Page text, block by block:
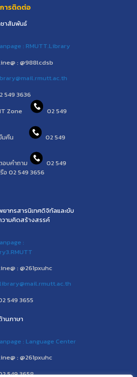
ารติดต่อ
ชาสัมพันธ์
: RMUTT.Library
: @988lcdsb
549 3636
Zone
02 549
ยืมคืน
02 549
อบคำถาม
02 549
อ 02 549 3656
ยากรสารนิเทศดิจิทัลและขับ
วามคิดสร้างสรรค์
:
: @261pxuhc
549 3655
านภาษา
: Language Center
: @261pxuhc
549 3658